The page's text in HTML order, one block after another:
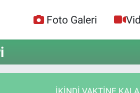
Foto Galeri
İKINDI VAKTİNE